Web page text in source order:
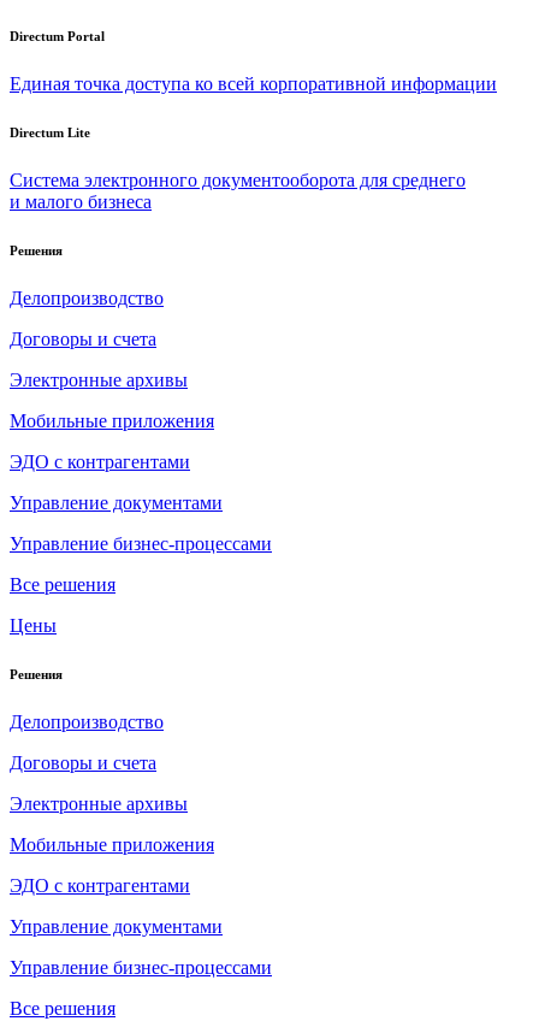
Directum Portal
Единая точка доступа ко всей корпоративной информации
Directum Lite
Система электронного документооборота для среднего
и малого бизнеса
Решения
Делопроизводство
Договоры и счета
Электронные архивы
Мобильные приложения
ЭДО с контрагентами
Управление документами
Управление бизнес-процессами
Все решения
Цены
Решения
Делопроизводство
Договоры и счета
Электронные архивы
Мобильные приложения
ЭДО с контрагентами
Управление документами
Управление бизнес-процессами
Все решения